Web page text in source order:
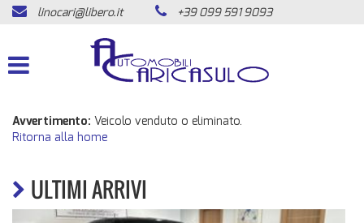
HOME
LISTA VEICOLI
ACQUISTIAMO USATO
CONTATTI
linocari@libero.it +39 099 591 9093
Avvertimento: Veicolo venduto o eliminato.
Ritorna alla home
ULTIMI ARRIVI